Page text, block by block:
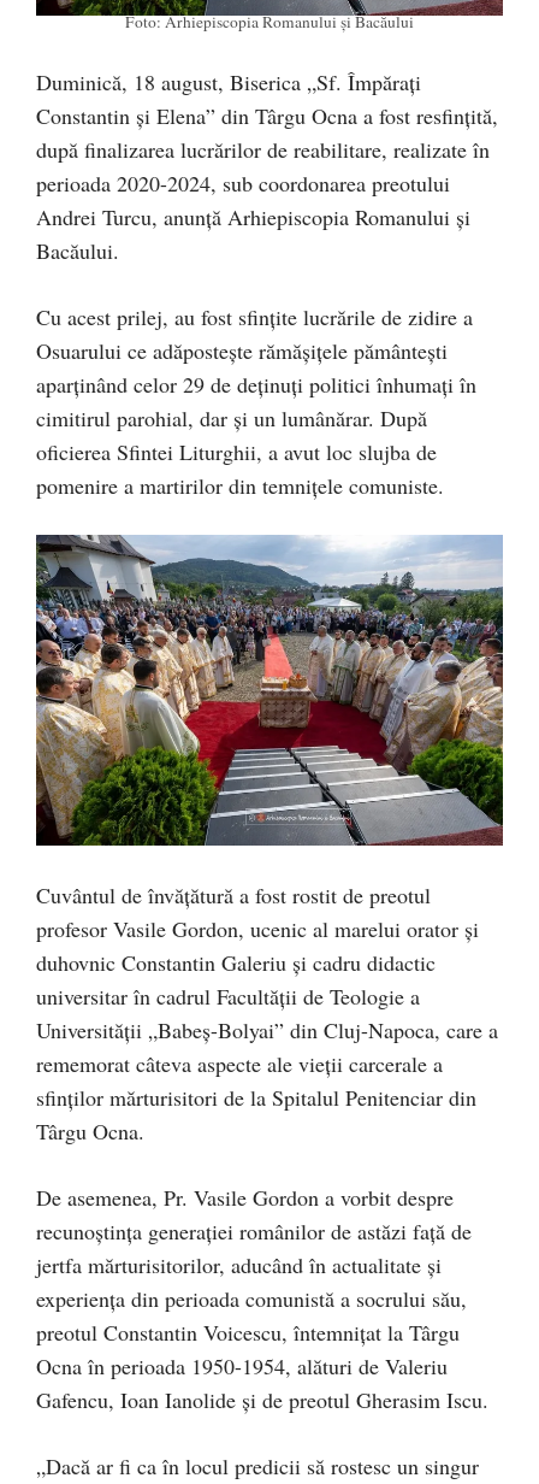
Foto: Arhiepiscopia Romanului și Bacăului
Duminică, 18 august, Biserica „Sf. Împărați
Constantin și Elena” din Târgu Ocna a fost resfințită,
după finalizarea lucrărilor de reabilitare, realizate în
perioada 2020-2024, sub coordonarea preotului
Andrei Turcu, anunță Arhiepiscopia Romanului și
Bacăului.
Cu acest prilej, au fost sfințite lucrările de zidire a
Osuarului ce adăpostește rămășițele pământești
aparținând celor 29 de deținuți politici înhumați în
cimitirul parohial, dar și un lumânărar. După
oficierea Sfintei Liturghii, a avut loc slujba de
pomenire a martirilor din temnițele comuniste.
Cuvântul de învățătură a fost rostit de preotul
profesor Vasile Gordon, ucenic al marelui orator și
duhovnic Constantin Galeriu și cadru didactic
universitar în cadrul Facultății de Teologie a
Universității „Babeș-Bolyai” din Cluj-Napoca, care a
rememorat câteva aspecte ale vieții carcerale a
sfinților mărturisitori de la Spitalul Penitenciar din
Târgu Ocna.
De asemenea, Pr. Vasile Gordon a vorbit despre
recunoștința generației românilor de astăzi față de
jertfa mărturisitorilor, aducând în actualitate și
experiența din perioada comunistă a socrului său,
preotul Constantin Voicescu, întemnițat la Târgu
Ocna în perioada 1950-1954, alături de Valeriu
Gafencu, Ioan Ianolide și de preotul Gherasim Iscu.
„Dacă ar fi ca în locul predicii să rostesc un singur